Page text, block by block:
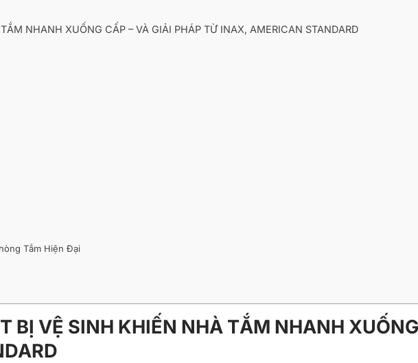
NHANH XUỐNG CẤP – VÀ GIẢI PHÁP TỪ INAX, AMERICAN STANDARD
Tắm Hiện Đại
BỊ VỆ SINH KHIẾN NHÀ TẮM NHANH